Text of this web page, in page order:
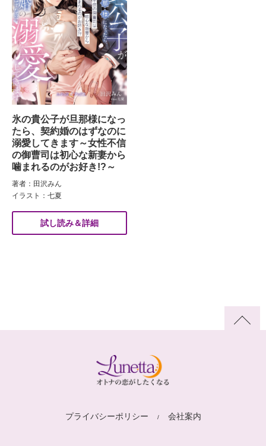
氷の貴公子が旦那様になっ
たら、契約婚のはずなのに
溺愛してきます～女性不信
の御曹司は初心な新妻から
噛まれるのがお好き!?～
著者：田沢みん
イラスト：七夏
試し読み＆詳細
プライバシーポリシー 会社案内